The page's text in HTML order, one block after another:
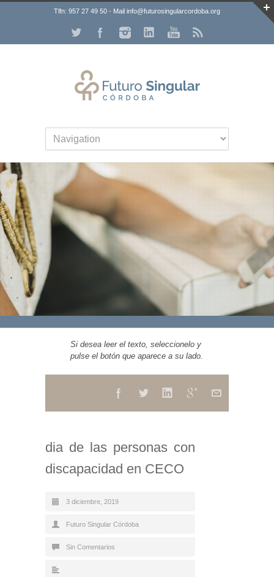
Tlfn: 957 27 49 50 - Mail info@futurosingularcordoba.org
Si desea leer el texto, seleccionelo y
pulse el botón que aparece a su lado.
dia de las personas con
discapacidad en CECO
3 diciembre, 2019
Futuro Singular Córdoba
Sin Comentarios